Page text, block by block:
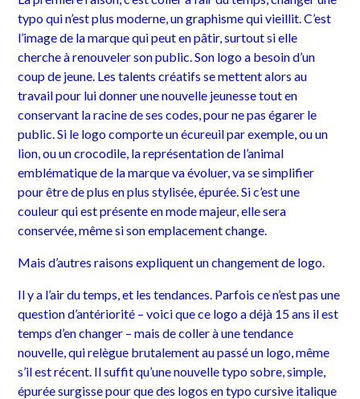
typo qui n’est plus moderne, un graphisme qui vieillit. C’est
l’image de la marque qui peut en pâtir, surtout si elle
cherche à renouveler son public. Son logo a besoin d’un
coup de jeune. Les talents créatifs se mettent alors au
travail pour lui donner une nouvelle jeunesse tout en
conservant la racine de ses codes, pour ne pas égarer le
public. Si le logo comporte un écureuil par exemple, ou un
lion, ou un crocodile, la représentation de l’animal
emblématique de la marque va évoluer, va se simplifier
pour être de plus en plus stylisée, épurée. Si c’est une
couleur qui est présente en mode majeur, elle sera
conservée, même si son emplacement change.
Mais d’autres raisons expliquent un changement de logo.
Il y a l’air du temps, et les tendances. Parfois ce n’est pas une
question d’antériorité – voici que ce logo a déjà 15 ans il est
temps d’en changer – mais de coller à une tendance
nouvelle, qui relègue brutalement au passé un logo, même
s’il est récent. Il suffit qu’une nouvelle typo sobre, simple,
épurée surgisse pour que des logos en typo cursive italique